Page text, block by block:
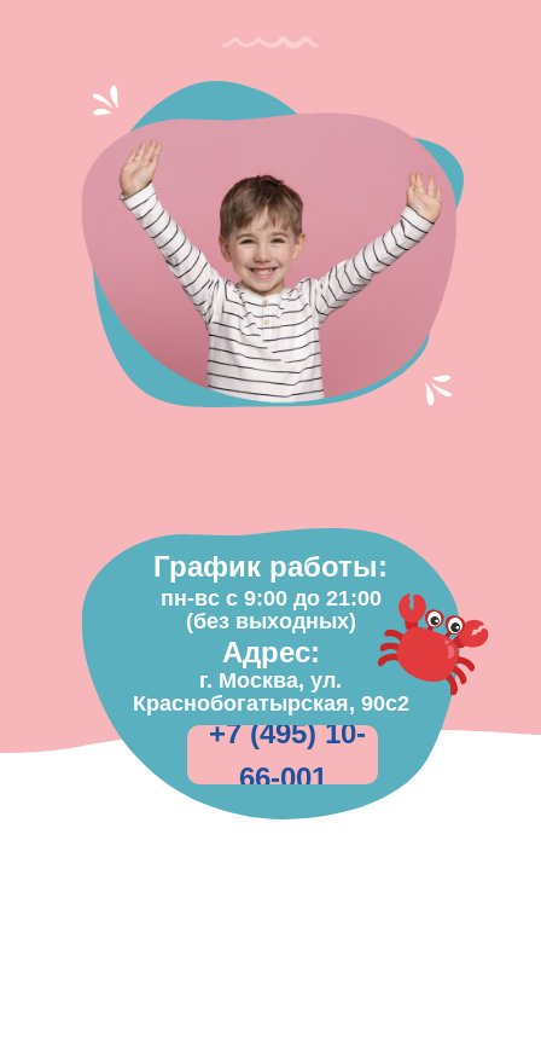
График работы:
Адрес:
г. Москва, ул.
Краснобогатырская, 90с2
+7 (495) 10-
66-001
пн-вс с 9:00 до 21:00
(без выходных)